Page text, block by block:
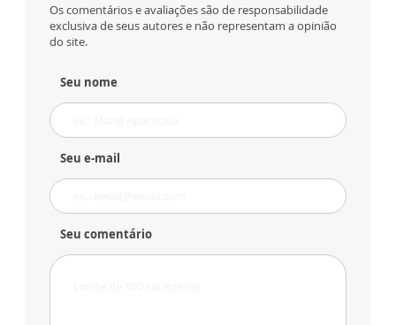
Os comentários e avaliações são de responsabilidade
exclusiva de seus autores e não representam a opinião
do site.
Seu nome
Seu e-mail
Seu comentário